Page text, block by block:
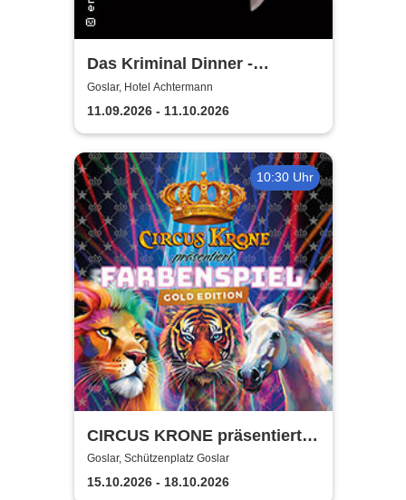
Das Kriminal Dinner -
Testament à la Carte
Goslar, Hotel Achtermann
11.09.2026 - 11.10.2026
10:30 Uhr
CIRCUS KRONE präsentiert
FARBENSPIEL - Gold Edition
| Goslar
Goslar, Schützenplatz Goslar
15.10.2026 - 18.10.2026